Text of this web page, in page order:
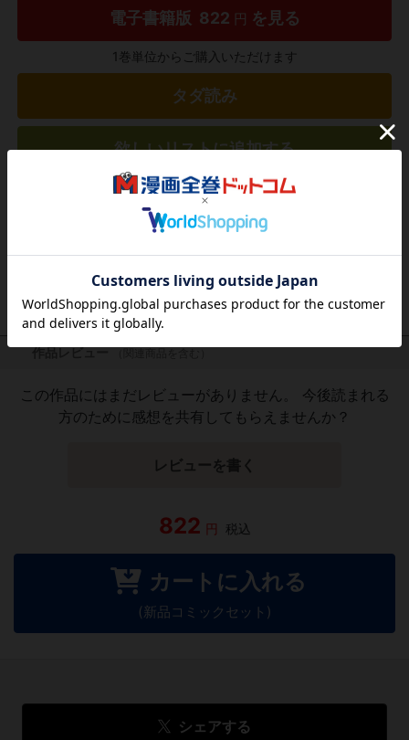
電子書籍版 822 円 を見る
1巻単位からご購入いただけます
タダ読み
欲しいリストに追加する
気になる商品を登録
作品レビュー
この作品にはまだレビューがありません。 今後読まれる
方のために感想を共有してもらえませんか？
レビューを書く
822 円 税込
カートに入れる
(新品コミックセット)
シェアする